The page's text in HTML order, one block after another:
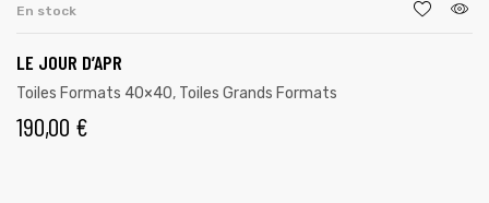
En stock
LE JOUR D’APR
Toiles Formats 40×40, Toiles Grands Formats
190,00 €